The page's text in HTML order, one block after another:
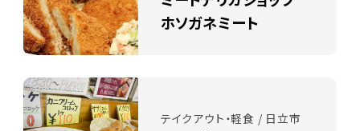
ホソガネミート
テイクアウト・軽食 / 日立市